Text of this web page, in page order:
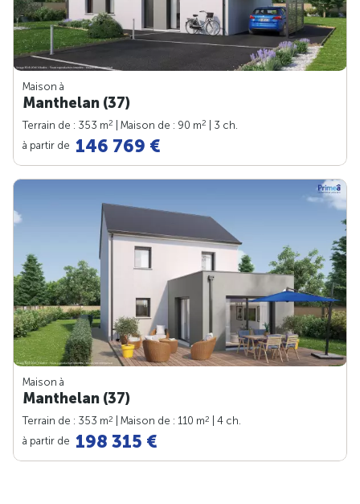
Maison à
Manthelan (37)
Terrain de : 353 m2 | Maison de : 90 m2
| 3 ch.
à partir de 146 769 €
Maison à
Manthelan (37)
Terrain de : 353 m2 | Maison de : 110 m2
| 4 ch.
à partir de 198 315 €